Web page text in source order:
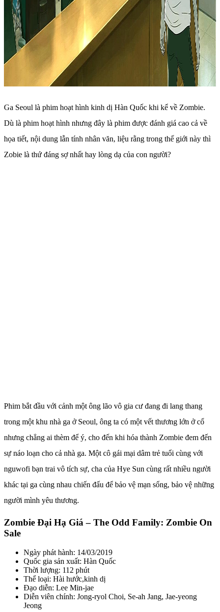
Ga Seoul là phim hoạt hình kinh dị Hàn Quốc khi kể về Zombie.
Dù là phim hoạt hình nhưng đây là phim được đánh giá cao cả về
họa tiết, nội dung lẫn tính nhân văn, liệu rằng trong thế giới này thì
Zobie là thứ đáng sợ nhất hay lòng dạ của con người?
Phim bắt đầu với cảnh một ông lão vô gia cư đang đi lang thang
trong một khu nhà ga ở Seoul, ông ta có một vết thương lớn ở cổ
nhưng chẳng ai thèm để ý, cho đến khi hóa thành Zombie đem đến
sự náo loạn cho cả nhà ga. Một cô gái mại dâm trẻ tuổi cùng với
nguwofi bạn trai vô tích sự, cha của Hye Sun cùng rất nhiều người
khác tại ga cùng nhau chiến đấu để bảo vệ mạn sống, bảo vệ những
người mình yêu thương.
Zombie Đại Hạ Giá – The Odd Family: Zombie On
Sale
Ngày phát hành: 14/03/2019
Quốc gia sản xuất: Hàn Quốc
Thời lượng: 112 phút
Thể loại: Hài hước,kinh dị
Đạo diễn: Lee Min-jae
Diễn viên chính: Jong-ryol Choi, Se-ah Jang, Jae-yeong
Jeong